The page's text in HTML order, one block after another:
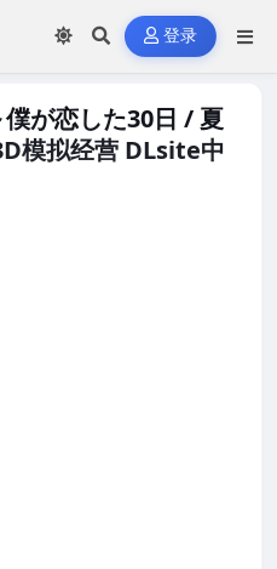
登录
が恋した30日 / 夏
模拟经营 DLsite中